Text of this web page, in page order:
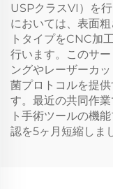
USPクラスVI）を
においては、表面
トタイプをCNC加
行います。このサ
ングやレーザーカ
菌プロトコルを提
す。最近の共同作
ト手術ツールの機
認を5ヶ月短縮しま